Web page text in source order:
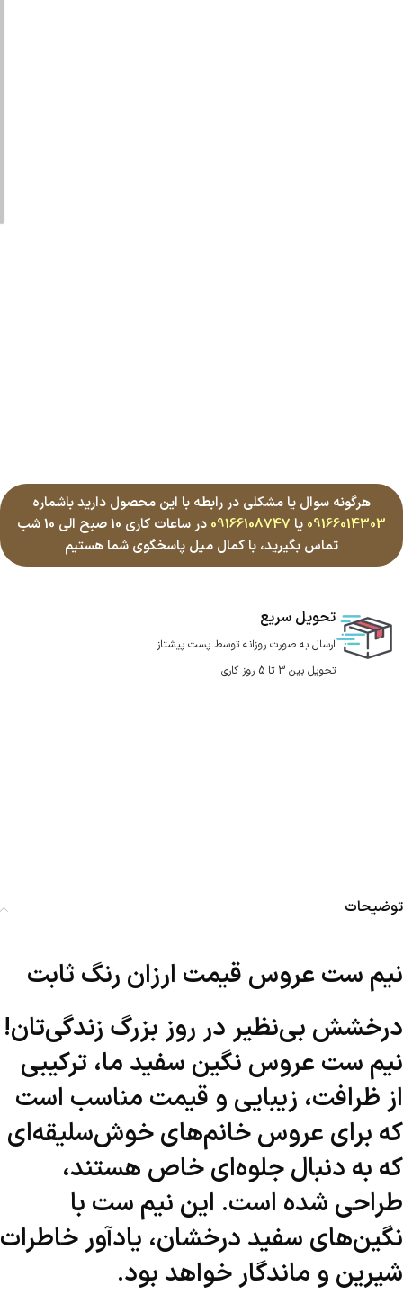
هرگونه سوال یا مشکلی در رابطه با این محصول دارید باشماره
09166014303 یا 09166108747
در ساعات کاری 10 صبح الی 10 شب
تماس بگیرید، با کمال میل پاسخگوی شما هستیم
تحویل سریع
ارسال به صورت روزانه توسط پست پیشتاز
تحویل بین 3 تا 5 روز کاری
توضیحات
نیم ست عروس قیمت ارزان رنگ ثابت
درخشش بی‌نظیر در روز بزرگ زندگی‌تان!
نیم ست عروس نگین سفید ما، ترکیبی
از ظرافت، زیبایی و قیمت مناسب است
که برای عروس خانم‌های خوش‌سلیقه‌ای
که به دنبال جلوه‌ای خاص هستند،
طراحی شده است. این نیم ست با
نگین‌های سفید درخشان، یادآور خاطرات
شیرین و ماندگار خواهد بود.